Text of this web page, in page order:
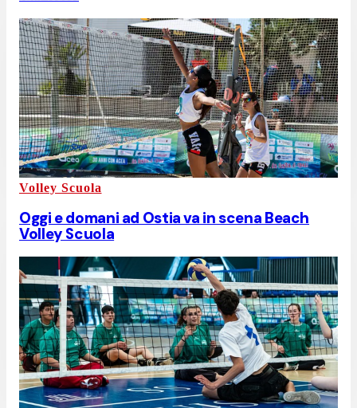
Volley Scuola
Oggi e domani ad Ostia va in scena Beach
Volley Scuola